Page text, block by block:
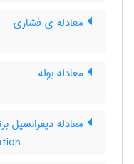
معادله ی فشاری
معادله بوله
معادله دیفرانسیل